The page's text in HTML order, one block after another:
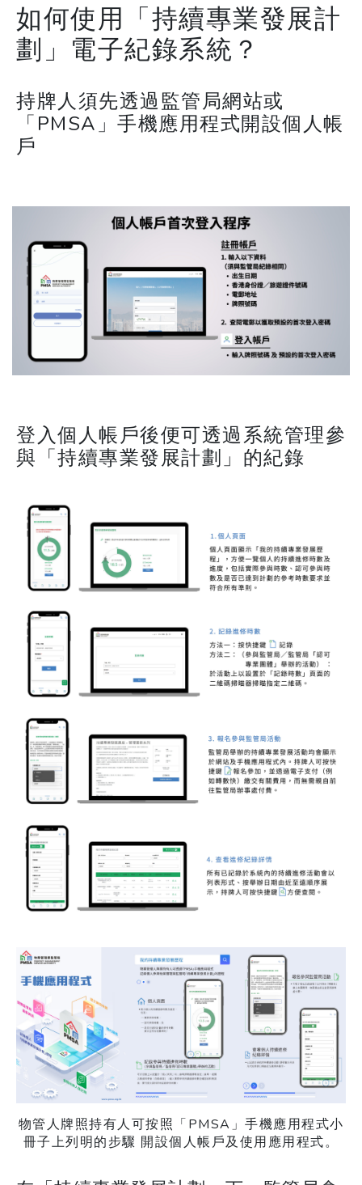
如何使用「持續專業發展計
劃」電子紀錄系統？
持牌人須先透過監管局網站或
「PMSA」手機應用程式開設個人帳
戶
登入個人帳戶後便可透過系統管理參
與「持續專業發展計劃」的紀錄
物管人牌照持有人可按照「PMSA」手機應用程式小
冊子上列明的步驟 開設個人帳戶及使用應用程式。